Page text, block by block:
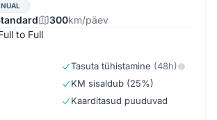
300km/päev
to Full
Tasuta tühistamine (48h)
KM sisaldub (25%)
Kaarditasud puuduvad